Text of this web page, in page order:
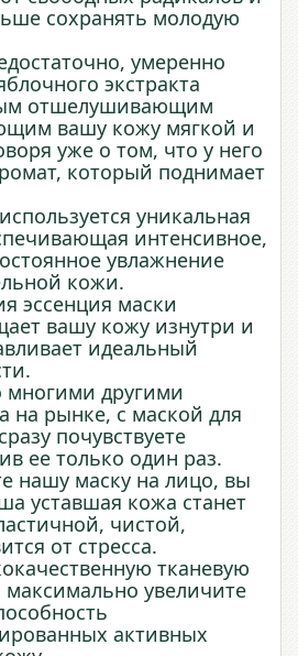
сохранять молодую
умеренно
экстракта
отшелушивающим
вашу кожу мягкой и
уже о том, что у него
который поднимает
уникальная
интенсивное,
увлажнение
кожи.
эссенция маски
вашу кожу изнутри и
идеальный
другими
на рынке, с маской для
почувствуете
ее только один раз.
нашу маску на лицо, вы
уставшая кожа станет
чистой,
от стресса.
тканевую
увеличите
активных